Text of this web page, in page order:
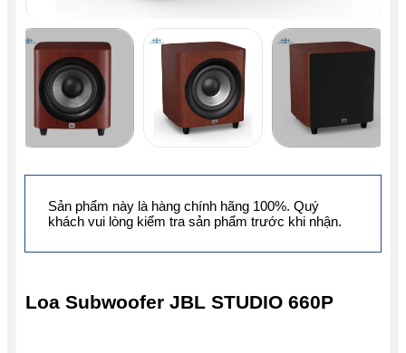
Loa Subwoofer JBL STUDIO 660P
Sản phẩm này là hàng chính hãng 100%. Quý
khách vui lòng kiểm tra sản phẩm trước khi nhận.